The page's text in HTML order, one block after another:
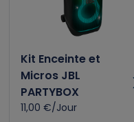
Kit Enceinte et
Micros JBL
PARTYBOX
11,00 €/Jour